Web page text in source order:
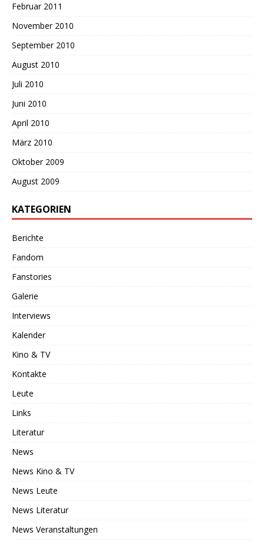
Februar 2011
November 2010
September 2010
August 2010
Juli 2010
Juni 2010
April 2010
März 2010
Oktober 2009
August 2009
KATEGORIEN
Berichte
Fandom
Fanstories
Galerie
Interviews
Kalender
Kino & TV
Kontakte
Leute
Links
Literatur
News
News Kino & TV
News Leute
News Literatur
News Veranstaltungen